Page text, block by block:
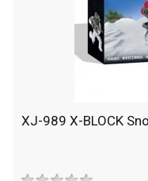
XJ-989 X-BLOCK